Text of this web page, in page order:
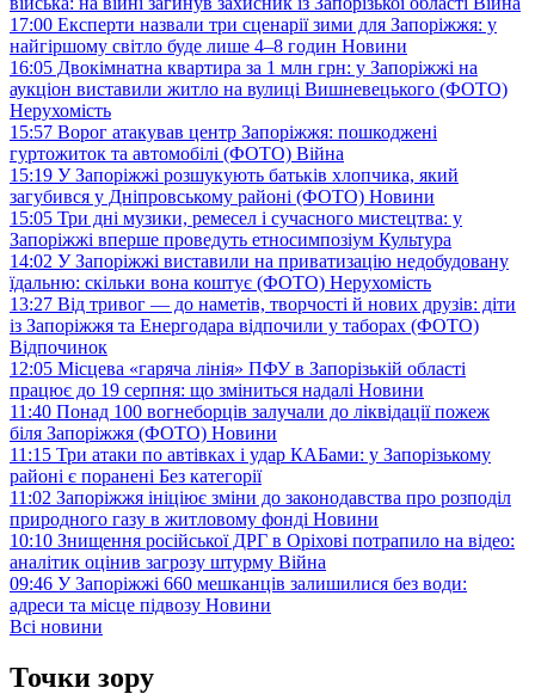
17:00 Експерти назвали три сценарії зими для Запоріжжя: у
найгіршому світло буде лише 4–8 годин Новини
16:05 Двокімнатна квартира за 1 млн грн: у Запоріжжі на
аукціон виставили житло на вулиці Вишневецького (ФОТО)
Нерухомість
15:57 Ворог атакував центр Запоріжжя: пошкоджені
гуртожиток та автомобілі (ФОТО) Війна
15:19 У Запоріжжі розшукують батьків хлопчика, який
загубився у Дніпровському районі (ФОТО) Новини
15:05 Три дні музики, ремесел і сучасного мистецтва: у
Запоріжжі вперше проведуть етносимпозіум Культура
14:02 У Запоріжжі виставили на приватизацію недобудовану
їдальню: скільки вона коштує (ФОТО) Нерухомість
13:27 Від тривог — до наметів, творчості й нових друзів: діти
із Запоріжжя та Енергодара відпочили у таборах (ФОТО)
Відпочинок
12:05 Місцева «гаряча лінія» ПФУ в Запорізькій області
працює до 19 серпня: що зміниться надалі Новини
11:40 Понад 100 вогнеборців залучали до ліквідації пожеж
біля Запоріжжя (ФОТО) Новини
11:15 Три атаки по автівках і удар КАБами: у Запорізькому
районі є поранені Без категорії
11:02 Запоріжжя ініціює зміни до законодавства про розподіл
природного газу в житловому фонді Новини
10:10 Знищення російської ДРГ в Оріхові потрапило на відео:
аналітик оцінив загрозу штурму Війна
09:46 У Запоріжжі 660 мешканців залишилися без води:
адреси та місце підвозу Новини
Всі новини
Точки зору